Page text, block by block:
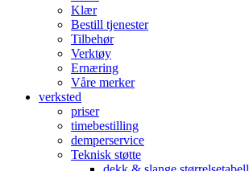
Klær
Bestill tjenester
Tilbehør
Verktøy
Ernæring
Våre merker
verksted
priser
timebestilling
demperservice
Teknisk støtte